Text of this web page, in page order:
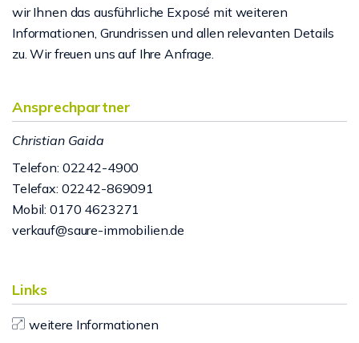
wir Ihnen das ausführliche Exposé mit weiteren
Informationen, Grundrissen und allen relevanten Details
zu. Wir freuen uns auf Ihre Anfrage.
Ansprechpartner
Christian Gaida
Telefon: 02242-4900
Telefax: 02242-869091
Mobil: 0170 4623271
verkauf@saure-immobilien.de
Links
weitere Informationen